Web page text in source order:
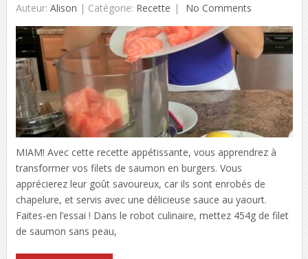
Auteur: Alison | Catégorie: Recette No Comments
MIAM! Avec cette recette appétissante, vous apprendrez à
transformer vos filets de saumon en burgers. Vous
apprécierez leur goût savoureux, car ils sont enrobés de
chapelure, et servis avec une délicieuse sauce au yaourt.
Faites-en l’essai ! Dans le robot culinaire, mettez 454g de filet
de saumon sans peau,